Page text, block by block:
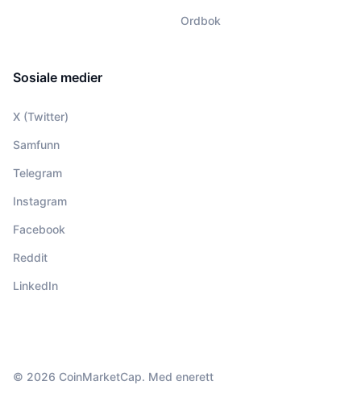
Ordbok
Sosiale medier
X (Twitter)
Samfunn
Telegram
Instagram
Facebook
Reddit
LinkedIn
© 2026 CoinMarketCap. Med enerett